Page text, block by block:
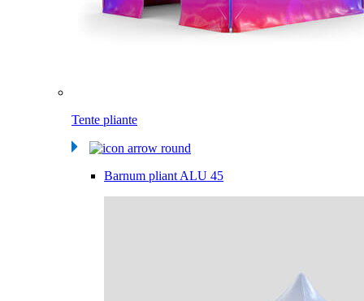
Tente pliante
Barnum pliant ALU 45